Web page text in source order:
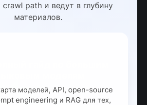
path и ведут в глубину
материалов.
моделей, API, open-source
engineering и RAG для тех,